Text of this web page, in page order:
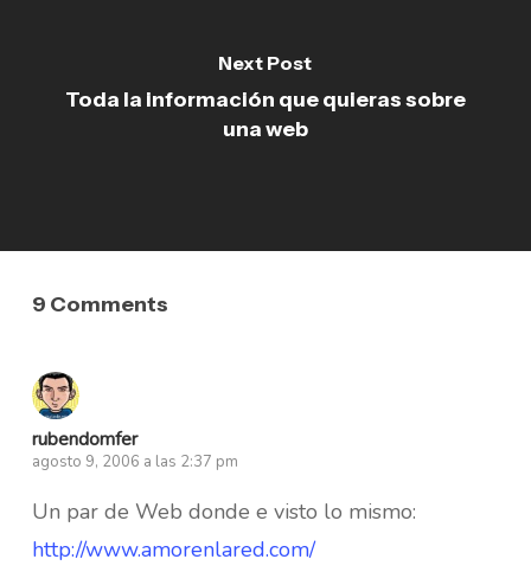
Next Post
Toda la información que quieras sobre
una web
9 Comments
rubendomfer
agosto 9, 2006 a las 2:37 pm
Un par de Web donde e visto lo mismo:
http://www.amorenlared.com/